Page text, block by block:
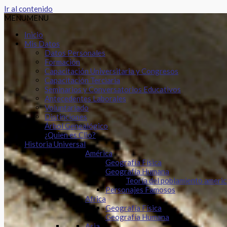
Ir al contenido
MENUMENU
Inicio
Mis Datos
Datos Personales
Formación
Capacitación Universitaria y Congresos
Capacitación Terciaria
Seminarios y Conversatorios Educativos
Antecedentes Laborales
Voluntariado
Distinciones
Árbol Genealógico
¿Quien es Clio?
Historia Universal
América
Geografía Física
Geografía Humana
Teoría del poblamiento
Personajes Famosos
Africa
Geografía Física
Geografía Humana